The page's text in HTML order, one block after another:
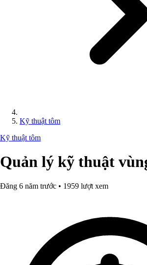
Kỹ thuật tôm
Kỹ thuật tôm
Quản lý kỹ thuật
Đăng 6 năm trước • 1959 lượt xem